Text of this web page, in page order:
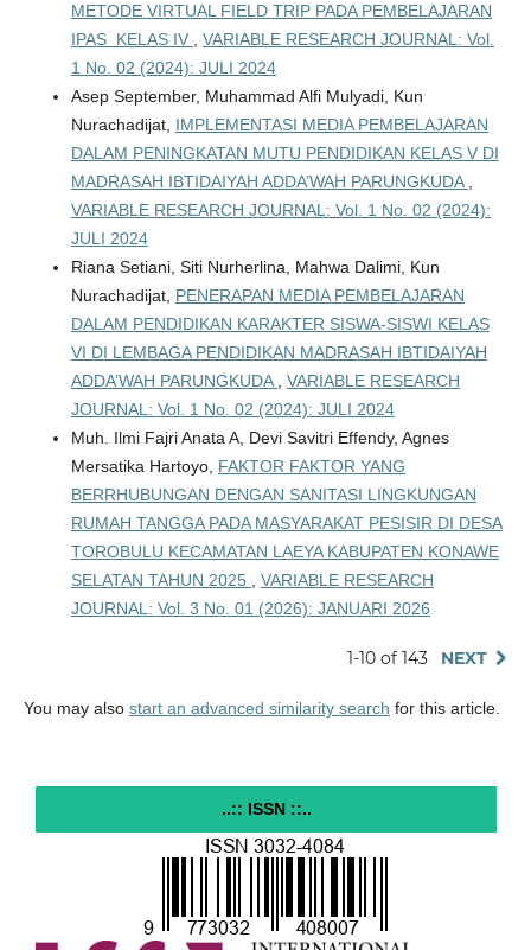
METODE VIRTUAL FIELD TRIP PADA PEMBELAJARAN
IPAS KELAS IV , VARIABLE RESEARCH JOURNAL: Vol.
1 No. 02 (2024): JULI 2024
Asep September, Muhammad Alfi Mulyadi, Kun
Nurachadijat, IMPLEMENTASI MEDIA PEMBELAJARAN
DALAM PENINGKATAN MUTU PENDIDIKAN KELAS V DI
MADRASAH IBTIDAIYAH ADDA’WAH PARUNGKUDA ,
VARIABLE RESEARCH JOURNAL: Vol. 1 No. 02 (2024):
JULI 2024
Riana Setiani, Siti Nurherlina, Mahwa Dalimi, Kun
Nurachadijat, PENERAPAN MEDIA PEMBELAJARAN
DALAM PENDIDIKAN KARAKTER SISWA-SISWI KELAS
VI DI LEMBAGA PENDIDIKAN MADRASAH IBTIDAIYAH
ADDA’WAH PARUNGKUDA , VARIABLE RESEARCH
JOURNAL: Vol. 1 No. 02 (2024): JULI 2024
Muh. Ilmi Fajri Anata A, Devi Savitri Effendy, Agnes
Mersatika Hartoyo, FAKTOR FAKTOR YANG
BERRHUBUNGAN DENGAN SANITASI LINGKUNGAN
RUMAH TANGGA PADA MASYARAKAT PESISIR DI DESA
TOROBULU KECAMATAN LAEYA KABUPATEN KONAWE
SELATAN TAHUN 2025 , VARIABLE RESEARCH
JOURNAL: Vol. 3 No. 01 (2026): JANUARI 2026
1-10 of 143 NEXT
You may also start an advanced similarity search for this article.
..:: ISSN ::..